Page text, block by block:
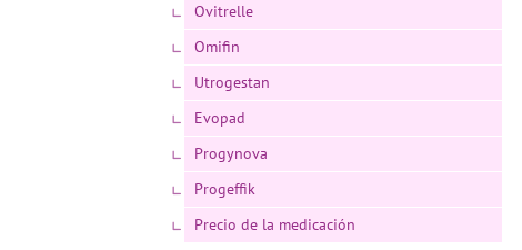
Ovitrelle
Omifin
Utrogestan
Evopad
Progynova
Progeffik
Precio de la medicación